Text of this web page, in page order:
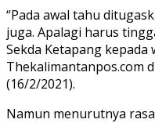
“Pada awal tahu
juga. Apalagi harus
Sekda Ketapang kepada
Thekalimantanpos.com
(16/2/2021).
Namun menurutnya